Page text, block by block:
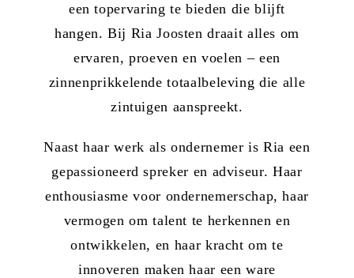
een topervaring te bieden die blijft
hangen. Bij Ria Joosten draait alles om
ervaren, proeven en voelen – een
zinnenprikkelende totaalbeleving die alle
zintuigen aanspreekt.
Naast haar werk als ondernemer is Ria een
gepassioneerd spreker en adviseur. Haar
enthousiasme voor ondernemerschap, haar
vermogen om talent te herkennen en
ontwikkelen, en haar kracht om te
innoveren maken haar een ware